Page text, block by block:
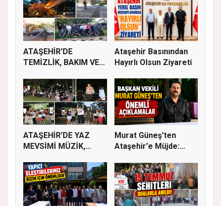
ATAŞEHİR'DE
TEMİZLİK, BAKIM VE
Ataşehir Basınından
Hayırlı Olsun Ziyareti
ATAŞEHİR’DE YAZ
MEVSİMİ MÜZİK,
Murat Güneş'ten
Ataşehir'e Müjde: